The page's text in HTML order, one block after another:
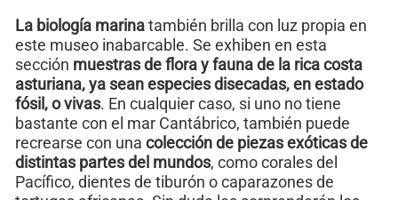
La biología marinatambién brilla con luz propia en
este museo inabarcable. Se exhiben en esta
sección muestras de flora y fauna de la rica costa
asturiana, ya sean especies disecadas, en estado
fósil, o vivas. En cualquier caso, si uno no tiene
bastante con el mar Cantábrico, también puede
recrearse con una colección de piezas exóticas de
distintas partes del mundos, como corales del
Pacífico, dientes de tiburón o caparazones de